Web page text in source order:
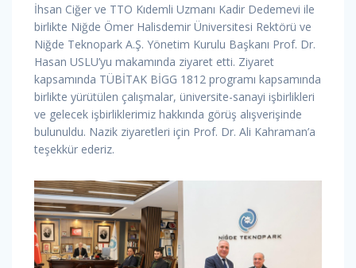
İhsan Ciğer ve TTO Kıdemli Uzmanı Kadir Dedemevi ile
birlikte Niğde Ömer Halisdemir Üniversitesi Rektörü ve
Niğde Teknopark A.Ş. Yönetim Kurulu Başkanı Prof. Dr.
Hasan USLU’yu makamında ziyaret etti. Ziyaret
kapsamında TÜBİTAK BİGG 1812 programı kapsamında
birlikte yürütülen çalışmalar, üniversite-sanayi işbirlikleri
ve gelecek işbirliklerimiz hakkında görüş alışverişinde
bulunuldu. Nazik ziyaretleri için Prof. Dr. Ali Kahraman’a
teşekkür ederiz.